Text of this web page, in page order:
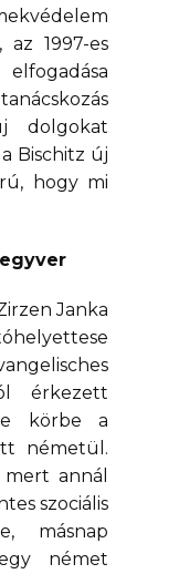
1997-es
dolgokat
Bischitz új
hogy mi
Janka
érkezett
körbe a
németül.
annál
szociális
másnap
német